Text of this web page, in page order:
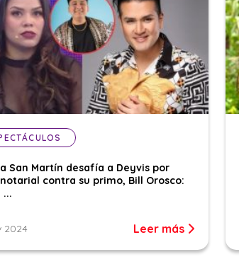
San Martín desafía a Deyvis por
contra su primo, Bill Orosco:
...
2024 Leer más